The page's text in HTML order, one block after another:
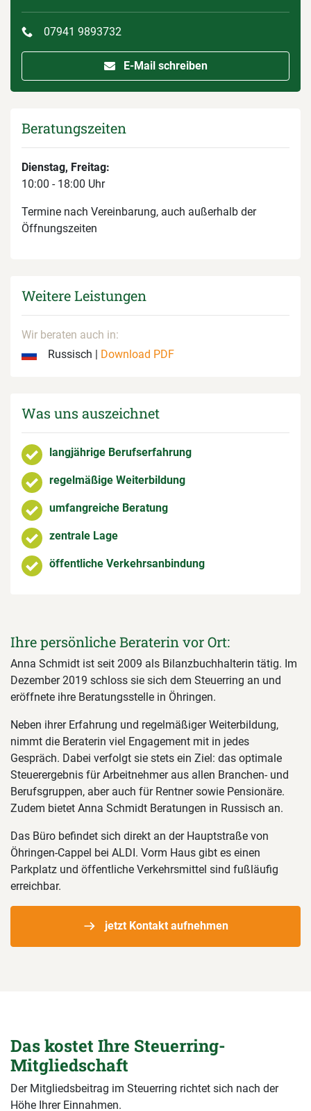
07941 9893732
E-Mail schreiben
Beratungszeiten
Dienstag, Freitag:
10:00 - 18:00 Uhr
Termine nach Vereinbarung, auch außerhalb der
Öffnungszeiten
Weitere Leistungen
Wir beraten auch in:
Russisch |
Download PDF
Was uns auszeichnet
langjährige Berufserfahrung
regelmäßige Weiterbildung
umfangreiche Beratung
zentrale Lage
öffentliche Verkehrsanbindung
Ihre persönliche Beraterin vor Ort:
Anna Schmidt ist seit 2009 als Bilanzbuchhalterin tätig. Im
Dezember 2019 schloss sie sich dem Steuerring an und
eröffnete ihre Beratungsstelle in Öhringen.
Neben ihrer Erfahrung und regelmäßiger Weiterbildung,
nimmt die Beraterin viel Engagement mit in jedes
Gespräch. Dabei verfolgt sie stets ein Ziel: das optimale
Steuerergebnis für Arbeitnehmer aus allen Branchen- und
Berufsgruppen, aber auch für Rentner sowie Pensionäre.
Zudem bietet Anna Schmidt Beratungen in Russisch an.
Das Büro befindet sich direkt an der Hauptstraße von
Öhringen-Cappel bei ALDI. Vorm Haus gibt es einen
Parkplatz und öffentliche Verkehrsmittel sind fußläufig
erreichbar.
jetzt Kontakt aufnehmen
Das kostet Ihre Steuerring-
Mitgliedschaft
Der Mitgliedsbeitrag im Steuerring richtet sich nach der
Höhe Ihrer Einnahmen.